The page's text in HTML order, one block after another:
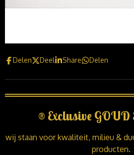
Delen Deel Share Delen
® Exclusive
wij staan voor kwaliteit, milieu &
producten.